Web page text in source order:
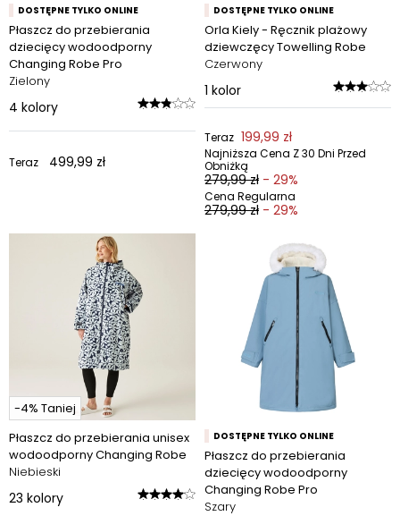
DOSTĘPNE TYLKO ONLINE
Płaszcz do przebierania
dziecięcy wodoodporny
Changing Robe Pro
Zielony
4 kolory
Teraz 499,99 zł
DOSTĘPNE TYLKO ONLINE
Orla Kiely - Ręcznik plażowy
dziewczęcy Towelling Robe
Czerwony
1 kolor
Teraz 199,99 zł
Najniższa Cena Z 30 Dni Przed
Obniżką
279,99 zł - 29%
Cena Regularna
279,99 zł - 29%
-4% Taniej
Płaszcz do przebierania unisex
wodoodporny Changing Robe
Niebieski
23 kolory
DOSTĘPNE TYLKO ONLINE
Płaszcz do przebierania
dziecięcy wodoodporny
Changing Robe Pro
Szary